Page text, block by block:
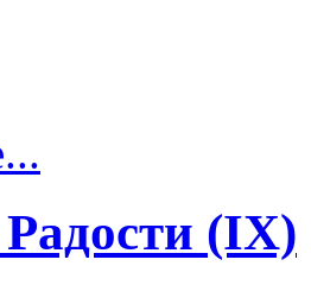
(IX)